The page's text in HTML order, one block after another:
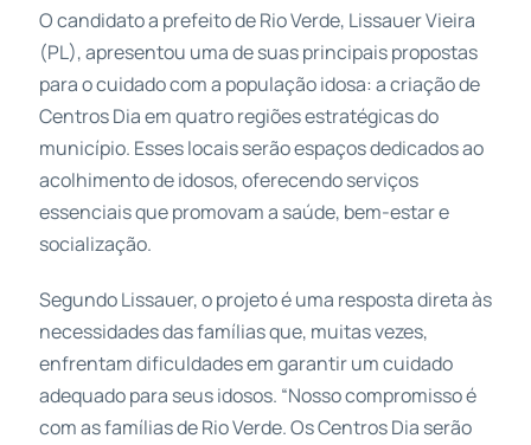
O candidato a prefeito de Rio Verde, Lissauer Vieira
(PL), apresentou uma de suas principais propostas
para o cuidado com a população idosa: a criação de
Centros Dia em quatro regiões estratégicas do
município. Esses locais serão espaços dedicados ao
acolhimento de idosos, oferecendo serviços
essenciais que promovam a saúde, bem-estar e
socialização.
Segundo Lissauer, o projeto é uma resposta direta às
necessidades das famílias que, muitas vezes,
enfrentam dificuldades em garantir um cuidado
adequado para seus idosos. “Nosso compromisso é
com as famílias de Rio Verde. Os Centros Dia serão